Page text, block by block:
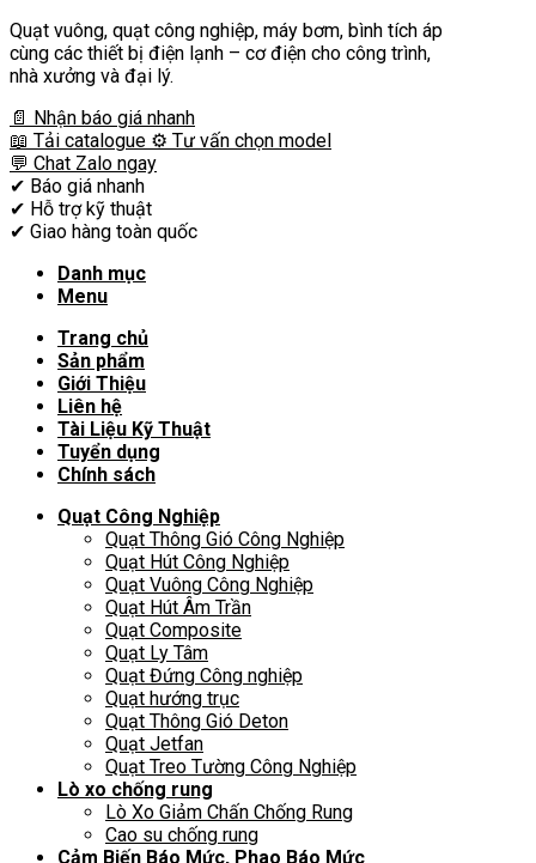
Quạt vuông, quạt công nghiệp, máy bơm, bình tích áp
cùng các thiết bị điện lạnh – cơ điện cho công trình,
nhà xưởng và đại lý.
📄 Nhận báo giá nhanh
📖 Tải catalogue ⚙️ Tư vấn chọn model
💬 Chat Zalo ngay
✔ Báo giá nhanh
✔ Hỗ trợ kỹ thuật
✔ Giao hàng toàn quốc
Danh mục
Menu
Trang chủ
Sản phẩm
Giới Thiệu
Liên hệ
Tài Liệu Kỹ Thuật
Tuyển dụng
Chính sách
Quạt Công Nghiệp
Quạt Thông Gió Công Nghiệp
Quạt Hút Công Nghiệp
Quạt Vuông Công Nghiệp
Quạt Hút Âm Trần
Quạt Composite
Quạt Ly Tâm
Quạt Đứng Công nghiệp
Quạt hướng trục
Quạt Thông Gió Deton
Quạt Jetfan
Quạt Treo Tường Công Nghiệp
Lò xo chống rung
Lò Xo Giảm Chấn Chống Rung
Cao su chống rung
Cảm Biến Báo Mức, Phao Báo Mức